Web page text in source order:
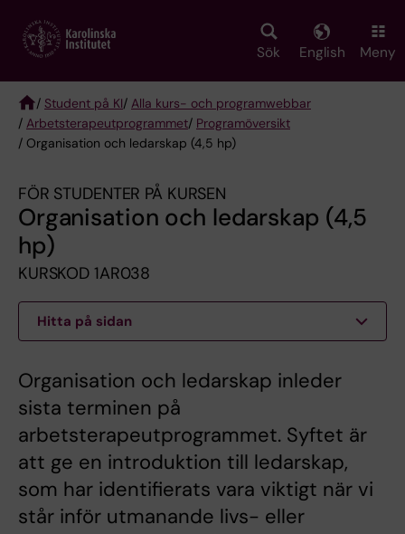
main
Sök English Meny
Breadcrumb
/ Student på KI/ Alla kurs- och programwebbar
/ Arbetsterapeut­programmet/ Programöversikt
/ Organisation och ledarskap (4,5 hp)
FÖR STUDENTER PÅ KURSEN
Organisation och ledarskap (4,5
hp)
KURSKOD 1AR038
Hitta på sidan
Organisation och ledarskap inleder
sista terminen på
arbetsterapeutprogrammet. Syftet är
att ge en introduktion till ledarskap,
som har identifierats vara viktigt när vi
står inför utmanande livs- eller